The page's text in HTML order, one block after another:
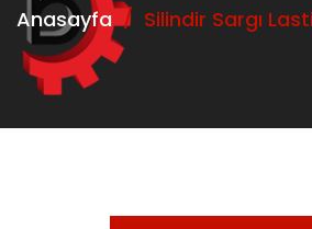
Anasayfa Silindir Sargı